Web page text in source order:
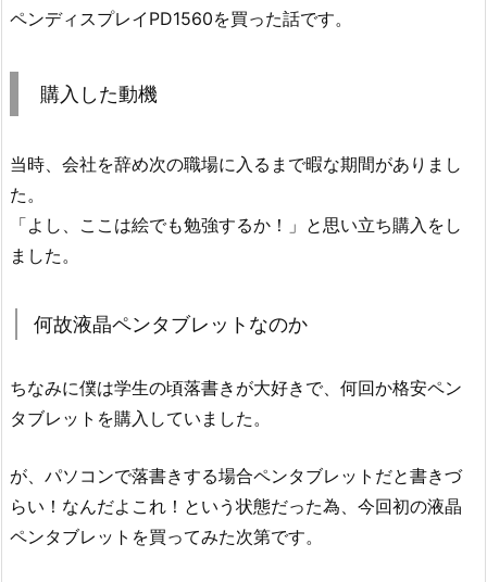
ペンディスプレイPD1560を買った話です。
購入した動機
当時、会社を辞め次の職場に入るまで暇な期間がありまし
た。
「よし、ここは絵でも勉強するか！」と思い立ち購入をし
ました。
何故液晶ペンタブレットなのか
ちなみに僕は学生の頃落書きが大好きで、何回か格安ペン
タブレットを購入していました。
が、パソコンで落書きする場合ペンタブレットだと書きづ
らい！なんだよこれ！という状態だった為、今回初の液晶
ペンタブレットを買ってみた次第です。